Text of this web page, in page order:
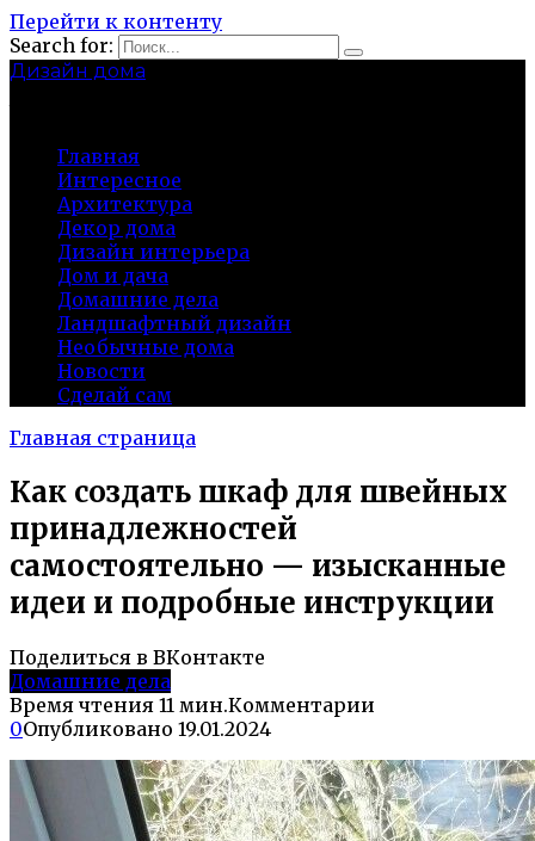
Перейти к контенту
Search for:
Дизайн дома
Главная
Интересное
Архитектура
Декор дома
Дизайн интерьера
Дом и дача
Домашние дела
Ландшафтный дизайн
Необычные дома
Новости
Сделай сам
Главная страница
Как создать шкаф для швейных
принадлежностей
самостоятельно — изысканные
идеи и подробные инструкции
Поделиться в ВКонтакте
Домашние дела
Время чтения 11 мин.Комментарии
0Опубликовано 19.01.2024